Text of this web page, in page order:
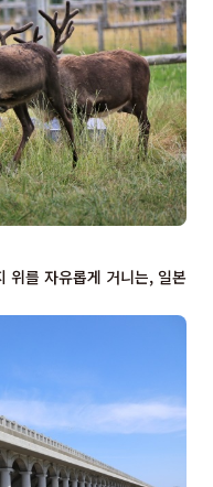
위를 자유롭게 거니는, 일본